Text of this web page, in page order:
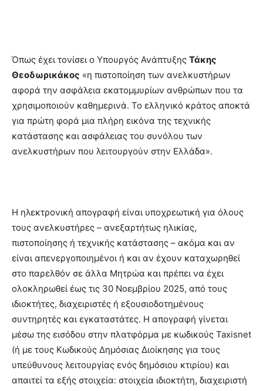
Όπως έχει τονίσει ο Υπουργός Ανάπτυξης Τάκης
Θεοδωρικάκος «η πιστοποίηση των ανελκυστήρων
αφορά την ασφάλεια εκατομμυρίων ανθρώπων που τα
χρησιμοποιούν καθημερινά. Το ελληνικό κράτος αποκτά
για πρώτη φορά μια πλήρη εικόνα της τεχνικής
κατάστασης και ασφάλειας του συνόλου των
ανελκυστήρων που λειτουργούν στην Ελλάδα».
Η ηλεκτρονική απογραφή είναι υποχρεωτική για όλους
τους ανελκυστήρες – ανεξαρτήτως ηλικίας,
πιστοποίησης ή τεχνικής κατάστασης – ακόμα και αν
είναι απενεργοποιημένοι ή και αν έχουν καταχωρηθεί
στο παρελθόν σε άλλα Μητρώα και πρέπει να έχει
ολοκληρωθεί έως τις 30 Νοεμβρίου 2025, από τους
ιδιοκτήτες, διαχειριστές ή εξουσιοδοτημένους
συντηρητές και εγκαταστάτες. Η απογραφή γίνεται
μέσω της εισόδου στην πλατφόρμα με κωδικούς Taxisnet
(ή με τους Κωδικούς Δημόσιας Διοίκησης για τους
υπεύθυνους λειτουργίας ενός δημόσιου κτιρίου) και
απαιτεί τα εξής στοιχεία: στοιχεία ιδιοκτήτη, διαχειριστή